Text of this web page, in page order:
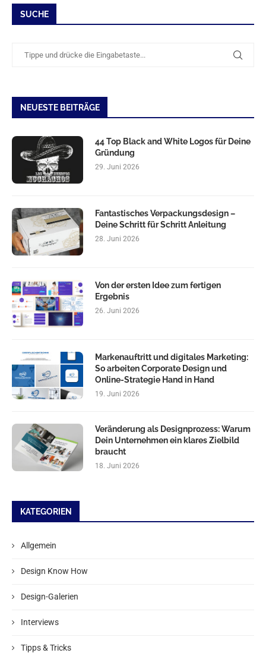
SUCHE
NEUESTE BEITRÄGE
44 Top Black and White Logos für Deine
Gründung
29. Juni 2026
Fantastisches Verpackungsdesign –
Deine Schritt für Schritt Anleitung
28. Juni 2026
Von der ersten Idee zum fertigen
Ergebnis
26. Juni 2026
Markenauftritt und digitales Marketing:
So arbeiten Corporate Design und
Online-Strategie Hand in Hand
19. Juni 2026
Veränderung als Designprozess: Warum
Dein Unternehmen ein klares Zielbild
braucht
18. Juni 2026
KATEGORIEN
Allgemein
Design Know How
Design-Galerien
Interviews
Tipps & Tricks